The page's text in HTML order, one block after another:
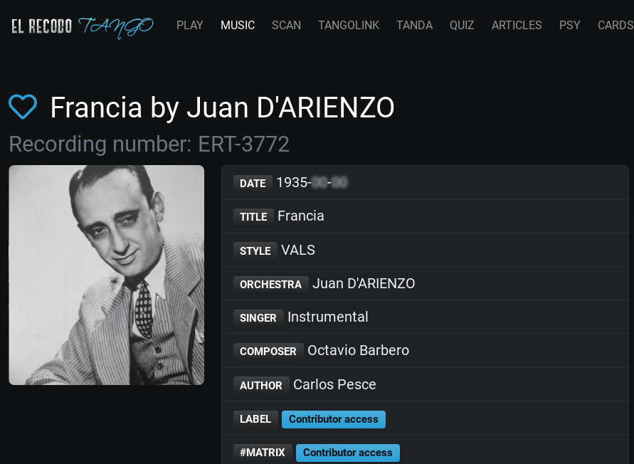
PLAY MUSIC SCAN TANGOLINK TANDA QUIZ ARTICLES PSY CARDS
Francia by Juan D'ARIENZO
Recording number: ERT-3772
DATE 1935-00-00
TITLE Francia
STYLE VALS
ORCHESTRA Juan D'ARIENZO
SINGER Instrumental
COMPOSER Octavio Barbero
AUTHOR Carlos Pesce
LABEL Contributor access
#MATRIX Contributor access